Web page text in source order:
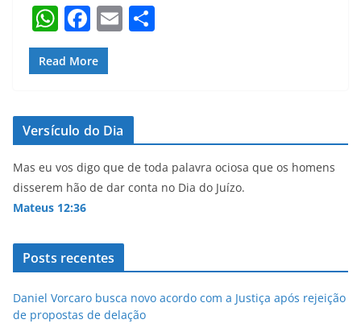
W
h
at
A
p
p
F
a
c
b
o
o
k
E
Read More
Versículo do Dia
Mas eu vos digo que de toda palavra ociosa que os homens
disserem hão de dar conta no Dia do Juízo.
Mateus 12:36
Posts recentes
Daniel Vorcaro busca novo acordo com a Justiça após rejeição
de propostas de delação